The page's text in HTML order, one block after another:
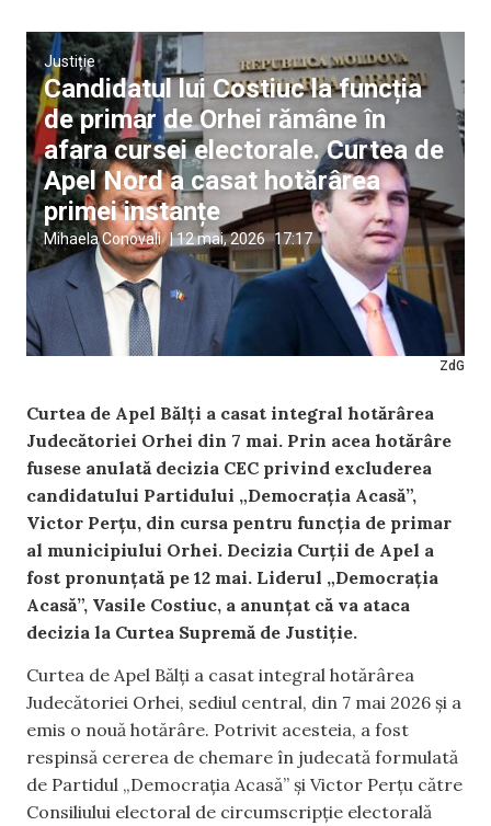
ZdG
Justiție
Candidatul lui Costiuc la funcția
de primar de Orhei rămâne în
afara cursei electorale. Curtea de
Apel Nord a casat hotărârea
primei instanțe
Mihaela Conovali |12 mai, 2026 17:17
Curtea de Apel Bălți a casat integral hotărârea
Judecătoriei Orhei din 7 mai. Prin acea hotărâre
fusese anulată decizia CEC privind excluderea
candidatului Partidului „Democrația Acasă”,
Victor Perțu, din cursa pentru funcția de primar
al municipiului Orhei. Decizia Curții de Apel a
fost pronunțată pe 12 mai. Liderul „Democrația
Acasă”, Vasile Costiuc, a anunțat că va ataca
decizia la Curtea Supremă de Justiție.
Curtea de Apel Bălți a casat integral hotărârea
Judecătoriei Orhei, sediul central, din 7 mai 2026 și a
emis o nouă hotărâre. Potrivit acesteia, a fost
respinsă cererea de chemare în judecată formulată
de Partidul „Democrația Acasă” și Victor Perțu către
Consiliului electoral de circumscripție electorală